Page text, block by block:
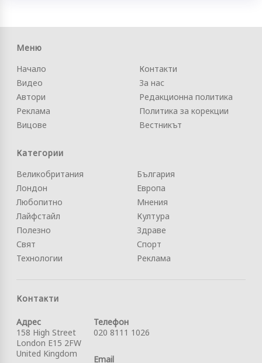
Меню
Начало
Видео
Автори
Реклама
Вицове
Контакти
За нас
Редакционна политика
Политика за корекции
Вестникът
Категории
Великобритания
Лондон
Любопитно
Лайфстайл
Полезно
Свят
Технологии
България
Европа
Мнения
Култура
Здраве
Спорт
Реклама
Контакти
Адрес
158 High Street
London E15 2FW
United Kingdom
Телефон
020 8111 1026
Email